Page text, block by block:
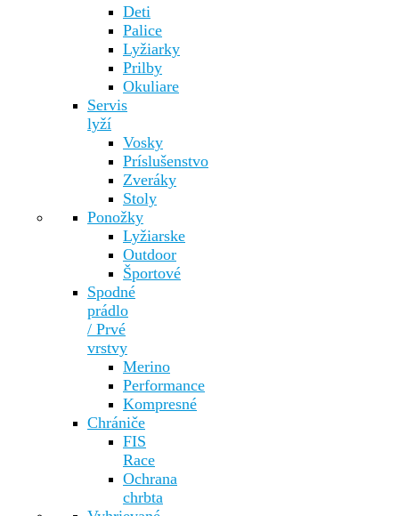
Deti
Palice
Lyžiarky
Prilby
Okuliare
Servis
lyží
Vosky
Príslušenstvo
Zveráky
Stoly
Ponožky
Lyžiarske
Outdoor
Športové
Spodné
prádlo
/ Prvé
vrstvy
Merino
Performance
Kompresné
Chrániče
FIS
Race
Ochrana
chrbta